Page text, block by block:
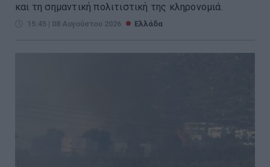
και τη σημαντική πολιτιστική της κληρονομιά.
15:45 | 08 Αυγούστου 2026 Ελλάδα